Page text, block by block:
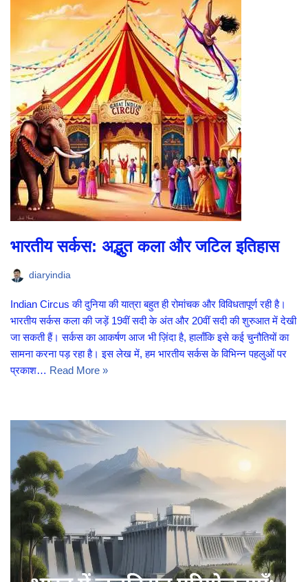
भारतीय सर्कस: अद्भुत कला और जटिल इतिहास
diaryindia
Indian Circus की दुनिया की यात्रा बहुत ही रोमांचक और विविधतापूर्ण रही है।
भारतीय सर्कस कला की जड़ें 19वीं सदी के अंत और 20वीं सदी की शुरुआत में देखी
जा सकती हैं। सर्कस का आकर्षण आज भी ज़िंदा है, हालाँकि इसे कई चुनौतियों का
सामना करना पड़ रहा है। इस लेख में, हम भारतीय सर्कस के विभिन्न पहलुओं पर
प्रकाश… Read More »